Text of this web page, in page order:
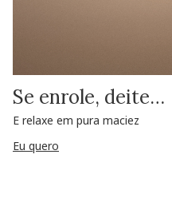
Se enrole, deite…
E relaxe em pura maciez
Eu quero